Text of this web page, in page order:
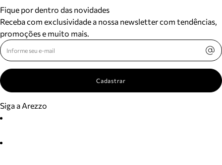
Fique por dentro das novidades
Receba com exclusividade a nossa newsletter com tendências,
promoções e muito mais.
Cadastrar
Siga a Arezzo